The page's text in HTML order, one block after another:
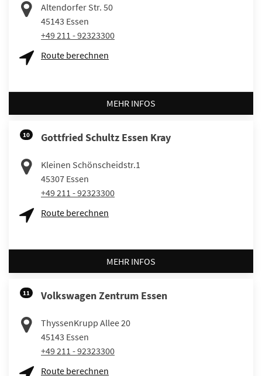
Altendorfer Str. 50
45143 Essen
+49 211 - 92323300
Route berechnen
MEHR INFOS
10 Gottfried Schultz Essen Kray
Kleinen Schönscheidstr.1
45307 Essen
+49 211 - 92323300
Route berechnen
MEHR INFOS
11 Volkswagen Zentrum Essen
ThyssenKrupp Allee 20
45143 Essen
+49 211 - 92323300
Route berechnen